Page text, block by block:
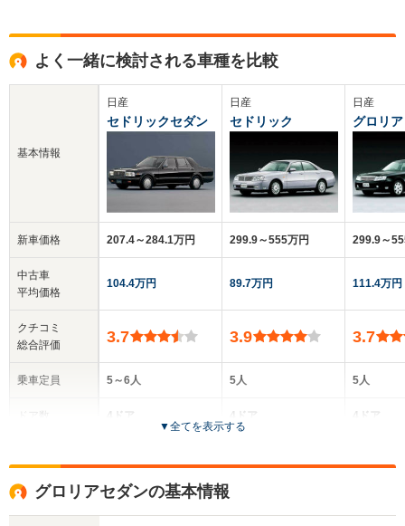
よく一緒に検討される車種を比較
基本情報
新車価格
中古車
平均価格
クチコミ
総合評価
乗車定員
日産
セドリックセダン
207.4～284.1万円
104.4万円
3.7
5～6人
4ドア
全高
日産
セドリック
299.9～555万円
89.7万円
3.9
5人
4ドア
全高
日産
グロリア
299.9～
111.4万円
3.7
5人
4ドア
全高
▼全てを表示する
グロリアセダンの基本情報